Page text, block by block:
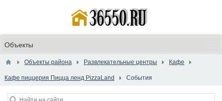
Объекты района Развлекательные центры Кафе
Кафе пиццерия Пицца ленд PizzaLand События